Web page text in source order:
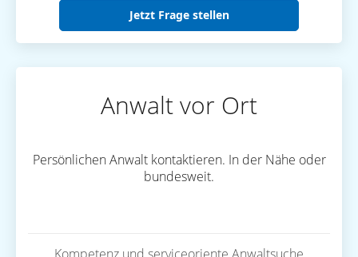
Jetzt Frage stellen
Anwalt vor Ort
Persönlichen Anwalt kontaktieren. In der Nähe oder
bundesweit.